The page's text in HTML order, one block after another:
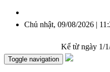
Chủ nhật, 09/08/2026 |
Kể từ ngày 1/1/
Toggle navigation